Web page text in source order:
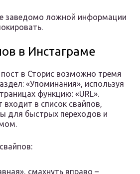
заведомо ложной информации
в Инстаграме
в Сторис возможно тремя
«Упоминания», используя
функцию: «URL».
входит в список свайпов,
для быстрых переходов и
смахнуть вправо –